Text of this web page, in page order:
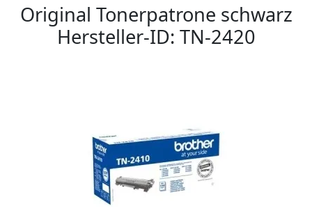
Original Tonerpatrone schwarz
Hersteller-ID: TN-2420